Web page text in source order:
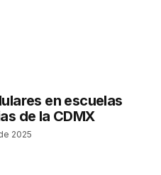
en escuelas
de la CDMX
2025